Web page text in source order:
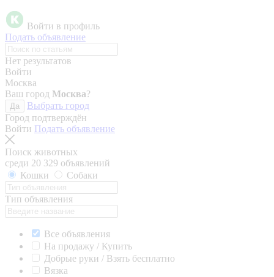
Войти в профиль
Подать объявление
Нет результатов
Войти
Москва
Ваш город Москва?
Да
Выбрать город
Город подтверждён
Войти Подать объявление
Поиск животных
среди 20 329 объявлений
Кошки
Собаки
Тип объявления
Все объявления
На продажу / Купить
Добрые руки / Взять бесплатно
Вязка